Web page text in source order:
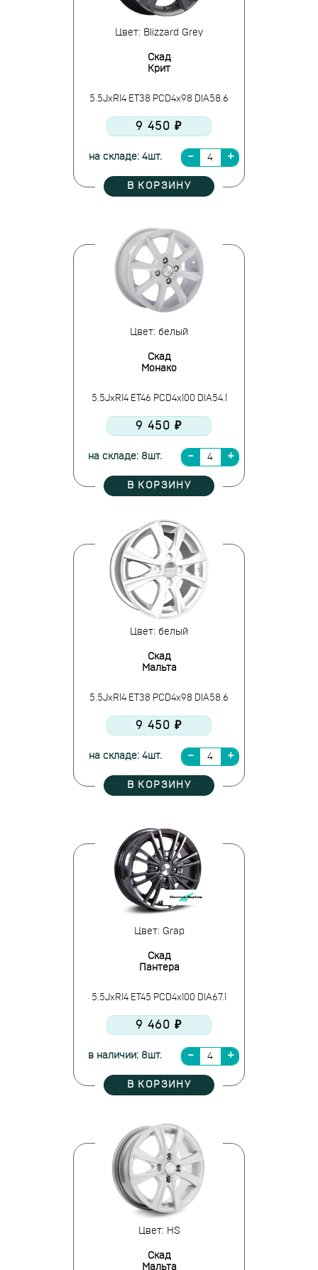
Цвет: Blizzard Grey
Скад
Крит
5.5JxR14 ET38 PCD4x98 DIA58.6
9 450 ₽
на складе: 4шт.
В КОРЗИНУ
Цвет: белый
Скад
Монако
5.5JxR14 ET46 PCD4x100 DIA54.1
9 450 ₽
на складе: 8шт.
В КОРЗИНУ
Цвет: белый
Скад
Мальта
5.5JxR14 ET38 PCD4x98 DIA58.6
9 450 ₽
на складе: 4шт.
В КОРЗИНУ
Цвет: Grap
Скад
Пантера
5.5JxR14 ET45 PCD4x100 DIA67.1
9 460 ₽
в наличии: 8шт.
В КОРЗИНУ
Цвет: HS
Скад
Мальта